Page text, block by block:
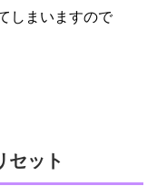
しまいますので
セット